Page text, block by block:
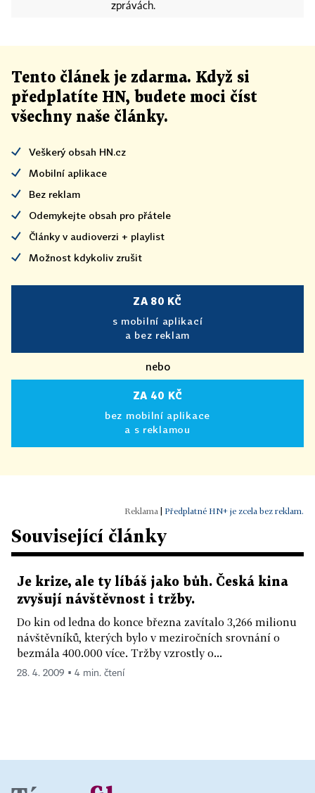
zprávách.
Tento článek je zdarma. Když si
předplatíte HN, budete moci číst
všechny naše články.
Veškerý obsah HN.cz
Mobilní aplikace
Bez reklam
Odemykejte obsah pro přátele
Články v audioverzi + playlist
Možnost kdykoliv zrušit
ZA 80 KČ
s mobilní aplikací
a bez reklam
nebo
ZA 40 KČ
bez mobilní aplikace
a s reklamou
Předplatné HN+ je zcela bez reklam.
Související články
Je krize, ale ty líbáš jako bůh. Česká kina
zvyšují návštěvnost i tržby.
Do kin od ledna do konce března zavítalo 3,266 milionu
návštěvníků, kterých bylo v meziročních srovnání o
bezmála 400.000 více. Tržby vzrostly o...
28. 4. 2009 ▪ 4 min. čtení